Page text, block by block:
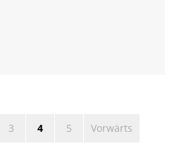
3 4 5 Vorwärts